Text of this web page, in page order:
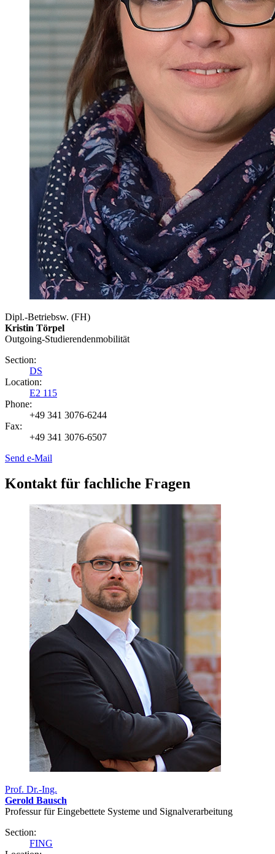
Dipl.-Betriebsw. (FH)
Kristin Törpel
Outgoing-Studierendenmobilität
Section:
DS
Location:
E2 115
Phone:
+49 341 3076-6244
Fax:
+49 341 3076-6507
Send e-Mail
Kontakt für fachliche Fragen
Prof. Dr.-Ing.
Gerold Bausch
Professur für Eingebettete Systeme und Signalverarbeitung
Section:
FING